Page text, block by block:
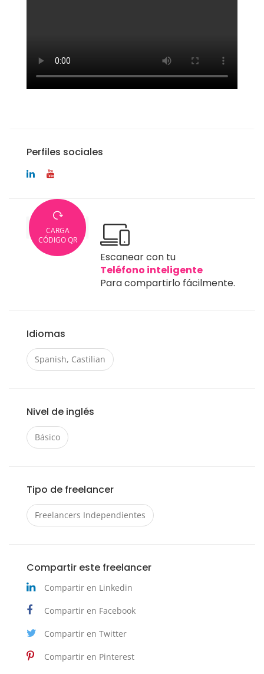
Perfiles sociales
CARGA
CÓDIGO QR
Escanear con tu
Teléfono inteligente
Para compartirlo fácilmente.
Idiomas
Spanish, Castilian
Nivel de inglés
Básico
Tipo de freelancer
Freelancers Independientes
Compartir este freelancer
Compartir en Linkedin
Compartir en Facebook
Compartir en Twitter
Compartir en Pinterest